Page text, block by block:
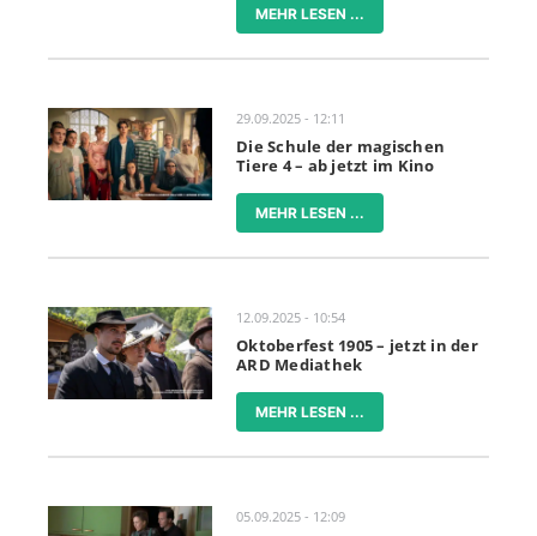
MEHR LESEN ...
29.09.2025 - 12:11
Die Schule der magischen
Tiere 4 – ab jetzt im Kino
MEHR LESEN ...
12.09.2025 - 10:54
Oktoberfest 1905 – jetzt in der
ARD Mediathek
MEHR LESEN ...
05.09.2025 - 12:09